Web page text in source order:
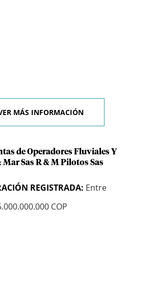
MÁS INFORMACIÓN
de Operadores Fluviales Y
Sas R & M Pilotos Sas
REGISTRADA: Entre
COP